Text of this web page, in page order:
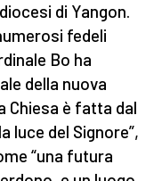
di Yangon.
fedeli
Bo ha
della nuova
Chiesa è fatta dal
luce del Signore”,
“una futura